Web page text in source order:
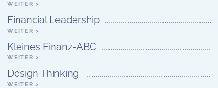
WEITER >
Financial Leadership
WEITER >
Kleines Finanz-ABC
WEITER >
Design Thinking
WEITER >